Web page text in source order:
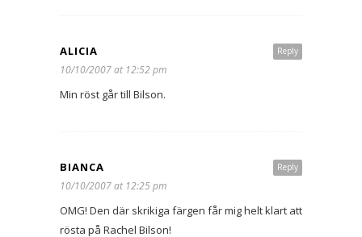
Reply
ALICIA
10/10/2007 at 12:52 pm
Min röst går till Bilson.
Reply
BIANCA
10/10/2007 at 12:25 pm
OMG! Den där skrikiga färgen får mig helt klart att
rösta på Rachel Bilson!